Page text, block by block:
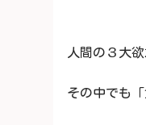
人間の３大
その中でも